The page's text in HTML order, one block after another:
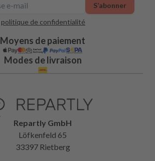
politique de confidentialité
S’abonner
Moyens de paiement
Modes de livraison
Repartly GmbH
Löfkenfeld 65
33397 Rietberg